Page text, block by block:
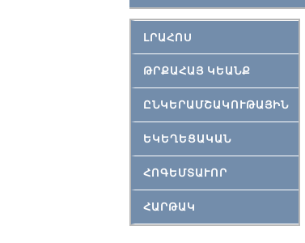
ԼՐԱՀՈՍ
ԹՐՔԱՀԱՅ ԿԵԱՆՔ
ԸՆԿԵՐԱՄՇԱԿՈՒԹԱՅԻՆ
ԵԿԵՂԵՑԱԿԱՆ
ՀՈԳԵՄՏԱՒՈՐ
ՀԱՐԹԱԿ